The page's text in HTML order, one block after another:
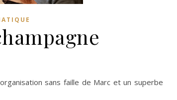
sans faille de Marc et un superbe